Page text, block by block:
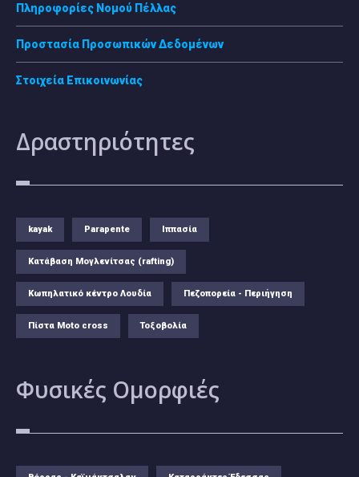
Πληροφορίες Νομού Πέλλας
Προστασία Προσωπικών Δεδομένων
Στοιχεία Επικοινωνίας
Δραστηριότητες
kayak Parapente Ιππασία
Κατάβαση Μογλενίτσας (rafting)
Κωπηλατικό κέντρο Λουδία Πεζοπορεία - Περιήγηση
Πίστα Moto cross Τοξοβολία
Φυσικές Ομορφιές